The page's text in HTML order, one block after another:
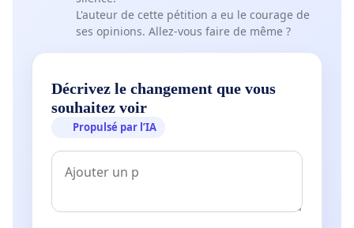
L'auteur de cette pétition a eu le courage de
ses opinions. Allez-vous faire de même ?
Décrivez le changement que vous
souhaitez voir
Propulsé par l’IA